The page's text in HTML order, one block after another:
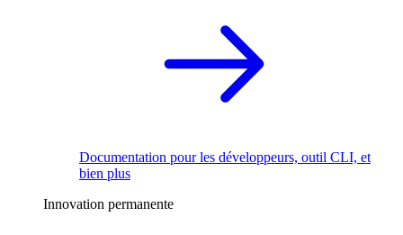
Documentation pour les développeurs, outil CLI, et
bien plus
Innovation permanente